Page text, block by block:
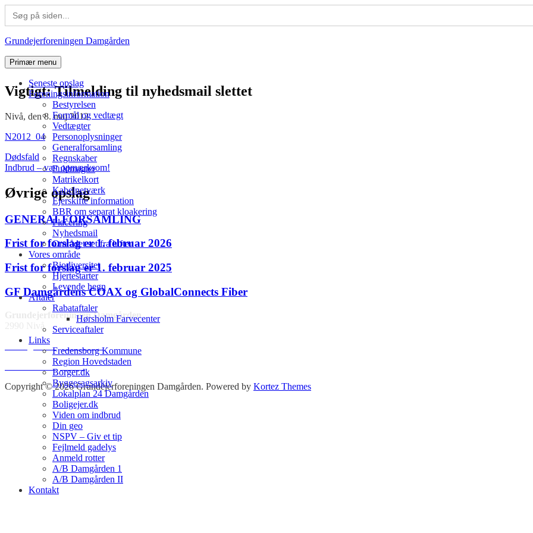
Search
for:
Spring
indhold
Grundejerforeningen Damgården
Primær menu
Seneste opslag
Foreningsinformation
Bestyrelsen
Formål og vedtægt
Vedtægter
Personoplysninger
Generalforsamling
Regnskaber
Fuldmagter
Matrikelkort
Kabelnetværk
Ejerskifte information
BBR om separat kloakering
Placering
Nyhedsmail
Området set fra luften
Vores område
Biodiversitet
Hjertestarter
Levende hegn
Aftaler
Rabataftaler
Hørsholm Farvecenter
Serviceaftaler
Links
Fredensborg Kommune
Region Hovedstaden
Borger.dk
Byggesagsarkiv
Lokalplan 24 Damgården
Boligejer.dk
Viden om indbrud
Din geo
NSPV – Giv et tip
Fejlmeld gadelys
Anmeld rotter
A/B Damgården 1
A/B Damgården II
Kontakt
Vigtigt: Tilmelding til nyhedsmail slettet
Nivå, den 8. maj 2012
N2012_04
Indlægsnavigation
Dødsfald
Indbrud – vær opmærksom!
Øvrige opslag
GENERALFORSAMLING
Frist for forslag er 1. februar 2026
Frist for forslag er 1. februar 2025
GF Damgårdens COAX og GlobalConnects Fiber
Grundejerforeningen Damgården
2990 Nivå
www.gf-damgaarden.dk
Kontakt bestyrelsen
Copyright © 2026 Grundejerforeningen Damgården. Powered by Kortez Themes